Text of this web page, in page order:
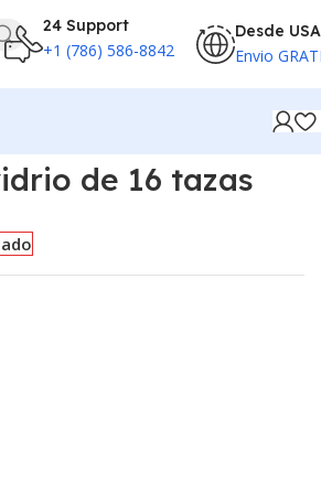
24 Support
+1 (786) 586-8842
Desde USA
Envio
de 16 tazas